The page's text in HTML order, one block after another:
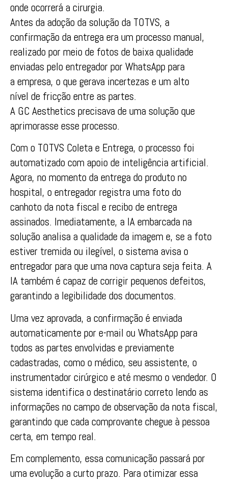
onde ocorrerá a cirurgia.
Antes da adoção da solução da TOTVS, a
confirmação da entrega era um processo manual,
realizado por meio de fotos de baixa qualidade
enviadas pelo entregador por WhatsApp para
a empresa, o que gerava incertezas e um alto
nível de fricção entre as partes.
A GC Aesthetics precisava de uma solução que
aprimorasse esse processo.
Com o TOTVS Coleta e Entrega, o processo foi
automatizado com apoio de inteligência artificial.
Agora, no momento da entrega do produto no
hospital, o entregador registra uma foto do
canhoto da nota fiscal e recibo de entrega
assinados. Imediatamente, a IAembarcada na
solução analisa a qualidade da imagem e, se a foto
estiver tremida ou ilegível, o sistema avisa o
entregador para que uma nova captura seja feita. A
IA também é capaz de corrigir pequenos defeitos,
garantindo a legibilidade dos documentos.
Uma vez aprovada, a confirmação é enviada
automaticamente por e-mail ou WhatsApp para
todos as partes envolvidas e previamente
cadastradas, como o médico, seu assistente, o
instrumentador cirúrgico e até mesmo o vendedor. O
sistema identifica o destinatário correto lendo as
informações no campo de observação da nota fiscal,
garantindo que cada comprovante chegue à pessoa
certa, em tempo real.
Em complemento, essa comunicação passará por
uma evolução a curto prazo. Para otimizar essa